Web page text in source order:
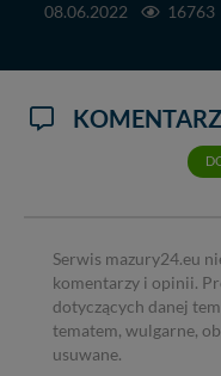
08.06.2022 16763
Serwis mazury24.eu
komentarzy i opinii.
dotyczących danej
tematem, wulgarne,
usuwane.